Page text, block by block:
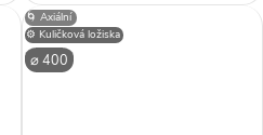
Využitelný k umístění do hal,
garáží, servisech, skladech,
obchodech, barech a dalších
⚙️ Kuličková ložiska
⌀ 400
🌀 Axiální